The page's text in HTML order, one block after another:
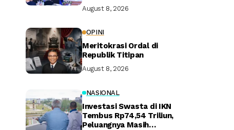
August 8, 2026
OPINI
Meritokrasi Ordal di
Republik Titipan
August 8, 2026
NASIONAL
Investasi Swasta di IKN
Tembus Rp74,54 Triliun,
Peluangnya Masih